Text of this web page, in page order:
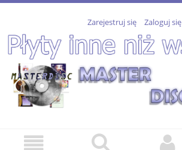
Zarejestruj się Zaloguj się